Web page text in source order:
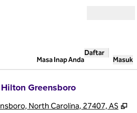
Masa Inap Anda
Daftar
Masuk
Greensboro
North Carolina, 27407, AS ,